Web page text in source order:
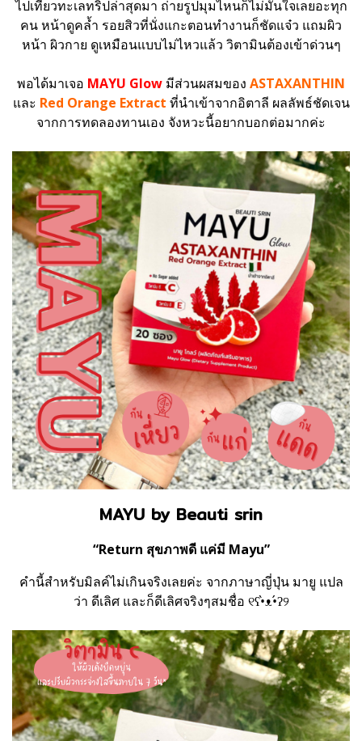
ไปเที่ยวทะเลทริปล่าสุดมา ถ่ายรูปมุมไหนก็ไม่มั่นใจเลยอะทุก
คน หน้าดูคล้ำ รอยสิวที่นั่งแกะตอนทำงานก็ชัดแจ๋ว แถมผิว
หน้า ผิวกาย ดูเหมือนแบบไม่ไหวแล้ว วิตามินต้องเข้าด่วนๆ
พอได้มาเจอ MAYU Glow มีส่วนผสมของ ASTAXANTHIN
และ Red Orange Extract ที่นำเข้าจากอิตาลี ผลลัพธ์ชัดเจน
จากการทดลองทานเอง จังหวะนี้อยากบอกต่อมากค่ะ
MAYU by Beauti srin
“Return สุขภาพดี แค่มี Mayu”
คำนี้สำหรับมิลค์ไม่เกินจริงเลยค่ะ จากภาษาญี่ปุ่น มายู แปล
ว่า ดีเลิศ และก็ดีเลิศจริงๆสมชื่อ ୧ʕ•̀ᴥ•́ʔ୨